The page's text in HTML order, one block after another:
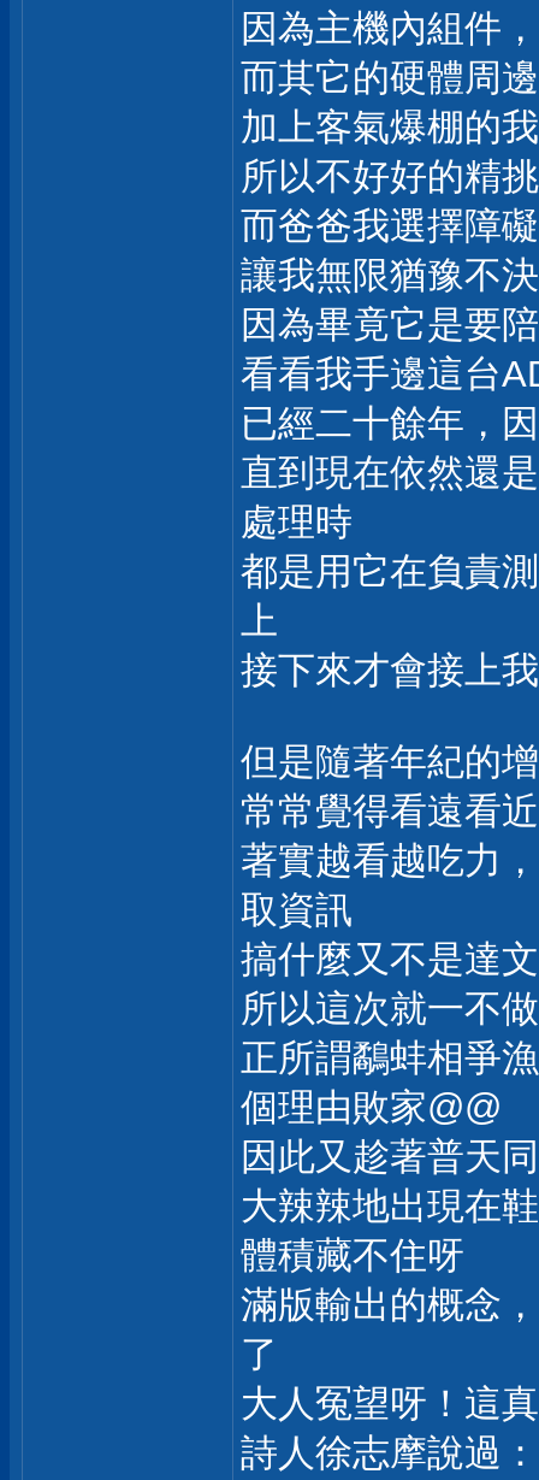
因為主機內組件
而其它的硬體周
加上客氣爆棚的
所以不好好的精
而爸爸我選擇障
讓我無限猶豫不
因為畢竟它是要
看看我手邊這台
已經二十餘年，
直到現在依然還
處理時
都是用它在負責
上
接下來才會接上
但是隨著年紀的
常常覺得看遠看
著實越看越吃力
取資訊
搞什麼又不是達
所以這次就一不
正所謂鷸蚌相爭
個理由敗家@@
因此又趁著普天
大辣辣地出現在
體積藏不住呀
滿版輸出的概念
了
大人冤望呀！這
詩人徐志摩說過